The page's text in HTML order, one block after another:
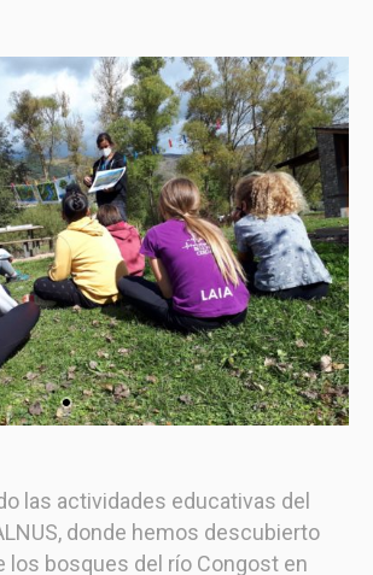
las actividades educativas del
donde hemos descubierto
los bosques del río Congost en